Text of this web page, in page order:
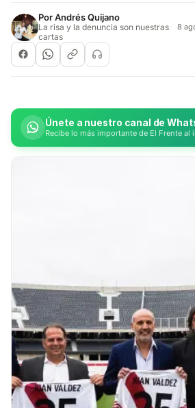
PorAndrés Quijano
La risa y la denuncia son nuestras
cartas
8
Únete a nuestro canal de
Recibe lo más importante de El Frente al